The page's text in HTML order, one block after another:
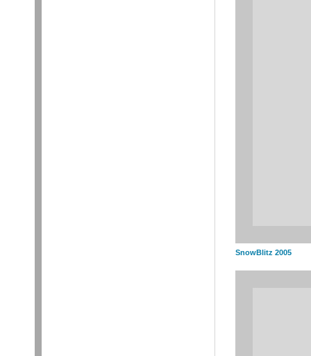
SnowBlitz 2005